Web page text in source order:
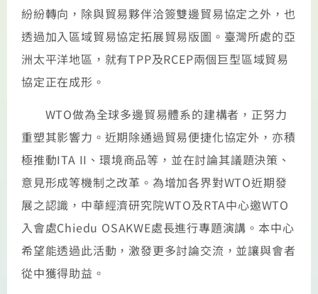
紛紛轉向，除與貿易夥伴洽簽雙邊貿易協定之外，也
透過加入區域貿易協定拓展貿易版圖。臺灣所處的亞
洲太平洋地區，就有TPP及RCEP兩個巨型區域貿易
協定正在成形。
WTO做為全球多邊貿易體系的建構者，正努力
重塑其影響力。近期除通過貿易便捷化協定外，亦積
極推動ITA II、環境商品等，並在討論其議題決策、
意見形成等機制之改革。為增加各界對WTO近期發
展之認識，中華經濟研究院WTO及RTA中心邀WTO
入會處Chiedu OSAKWE處長進行專題演講。本中心
希望能透過此活動，激發更多討論交流，並讓與會者
從中獲得助益。